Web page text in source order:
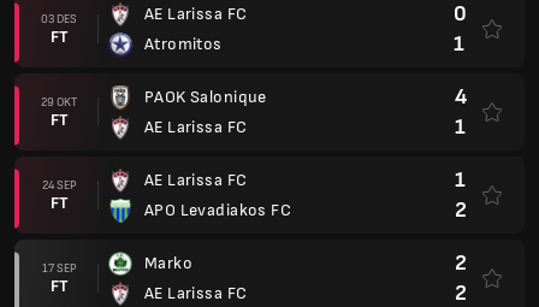
03 DES
FT
AE Larissa FC
Atromitos
0
1
29 OKT
FT
PAOK Salonique
AE Larissa FC
4
1
24 SEP
FT
AE Larissa FC
APO Levadiakos FC
1
2
17 SEP
FT
Marko
AE Larissa FC
2
2